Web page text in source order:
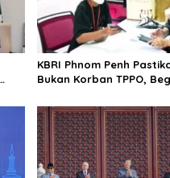
KBRI Phnom Penh
Bukan Korban TPPO,